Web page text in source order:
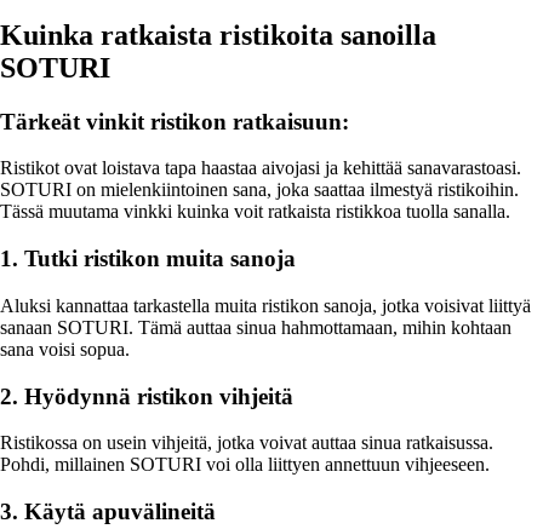
Kuinka ratkaista ristikoita sanoilla
SOTURI
Tärkeät vinkit ristikon ratkaisuun:
Ristikot ovat loistava tapa haastaa aivojasi ja kehittää sanavarastoasi.
SOTURI on mielenkiintoinen sana, joka saattaa ilmestyä ristikoihin.
Tässä muutama vinkki kuinka voit ratkaista ristikkoa tuolla sanalla.
1. Tutki ristikon muita sanoja
Aluksi kannattaa tarkastella muita ristikon sanoja, jotka voisivat liittyä
sanaan SOTURI. Tämä auttaa sinua hahmottamaan, mihin kohtaan
sana voisi sopua.
2. Hyödynnä ristikon vihjeitä
Ristikossa on usein vihjeitä, jotka voivat auttaa sinua ratkaisussa.
Pohdi, millainen SOTURI voi olla liittyen annettuun vihjeeseen.
3. Käytä apuvälineitä